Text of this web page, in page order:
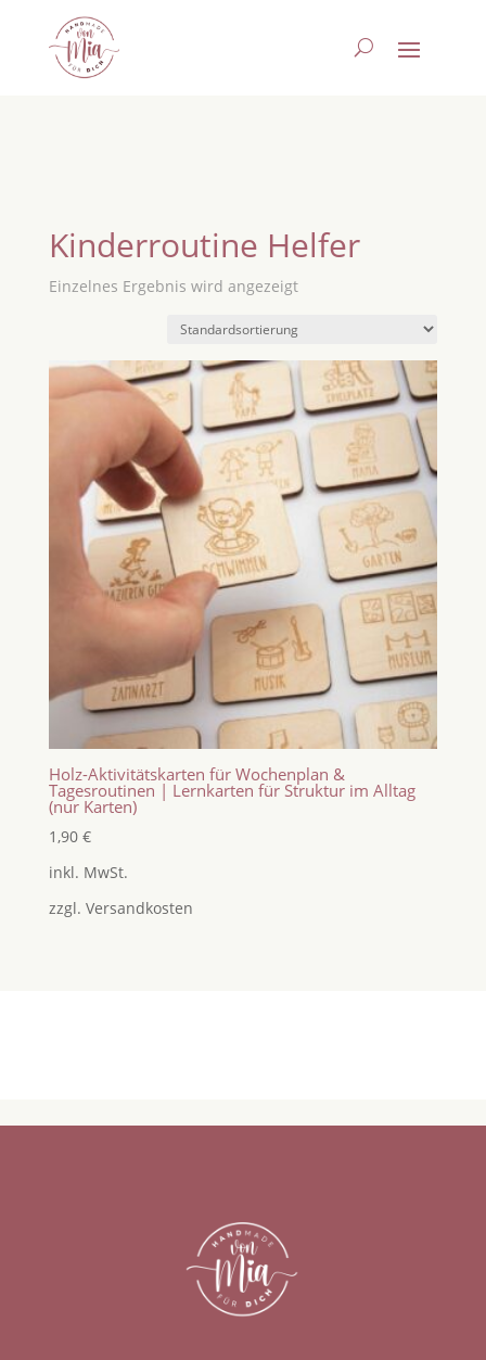
Kinderroutine Helfer
Einzelnes Ergebnis wird angezeigt
Holz-Aktivitätskarten für Wochenplan &
Tagesroutinen | Lernkarten für Struktur im Alltag
(nur Karten)
1,90 €
inkl. MwSt.
zzgl. Versandkosten